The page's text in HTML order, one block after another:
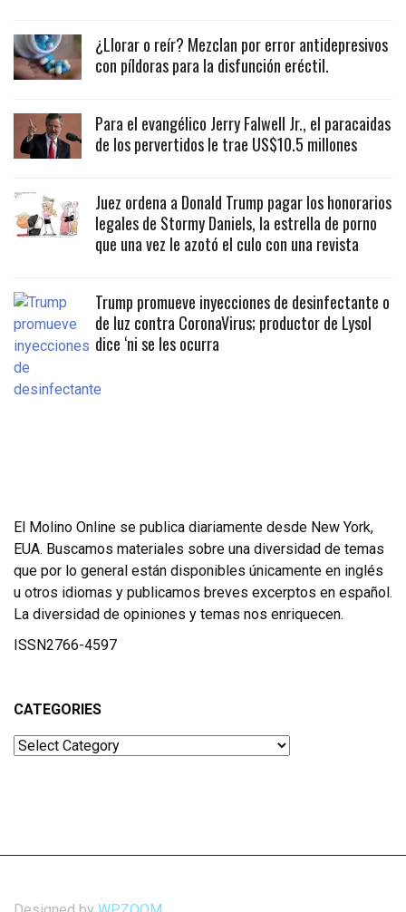
¿Llorar o reír? Mezclan por error antidepresivos
con píldoras para la disfunción eréctil.
Para el evangélico Jerry Falwell Jr., el paracaidas
de los pervertidos le trae US$10.5 millones
Juez ordena a Donald Trump pagar los honorarios
legales de Stormy Daniels, la estrella de porno
que una vez le azotó el culo con una revista
Trump promueve inyecciones de desinfectante o
de luz contra CoronaVirus; productor de Lysol
dice ‘ni se les ocurra
El Molino Online se publica diariamente desde New York,
EUA. Buscamos materiales sobre una diversidad de temas
que por lo general están disponibles únicamente en inglés
u otros idiomas y publicamos breves excerptos en español.
La diversidad de opiniones y temas nos enriquecen.
ISSN2766-4597
CATEGORIES
Categories